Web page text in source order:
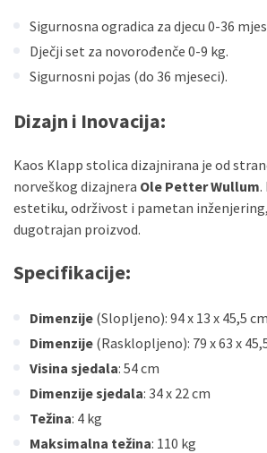
Sigurnosna ogradica za djecu 0-36
Dječji set za novorođenče 0-9 kg.
Sigurnosni pojas (do 36 mjeseci).
Dizajn i Inovacija:
Kaos Klapp stolica dizajnirana je od
norveškog dizajnera Ole Petter Wullum.
estetiku, održivost i pametan
dugotrajan proizvod.
Specifikacije:
Dimenzije (Slopljeno): 94 x 13 x 45,5 cm
Dimenzije (Rasklopljeno): 79 x 63 x
Visina sjedala: 54 cm
Dimenzije sjedala: 34 x 22 cm
Težina: 4 kg
Maksimalna težina: 110 kg